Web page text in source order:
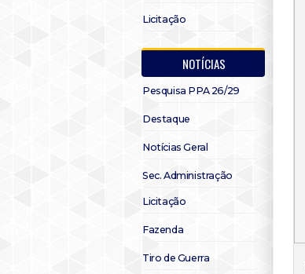
Licitação
NOTÍCIAS
Pesquisa PPA 26/29
Destaque
Notícias Geral
Sec. Administração
Licitação
Fazenda
Tiro de Guerra